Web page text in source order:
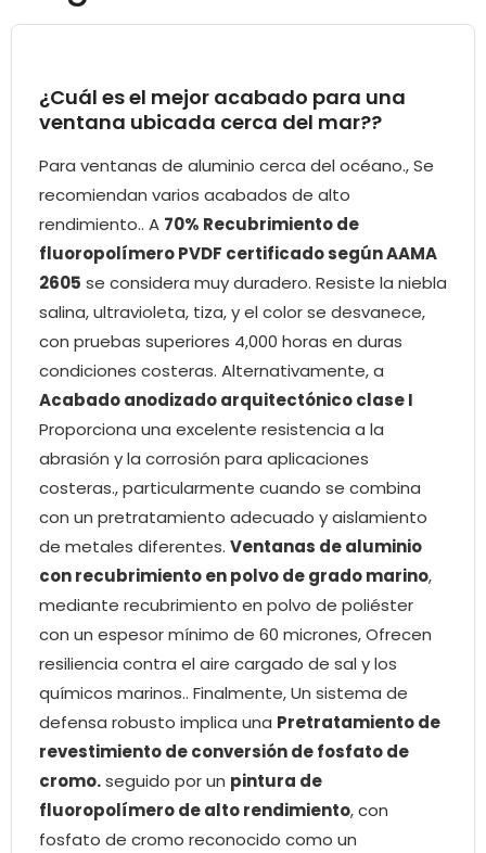
¿Cuál es el mejor acabado para una
ventana ubicada cerca del mar??
Para ventanas de aluminio cerca del océano., Se
recomiendan varios acabados de alto
rendimiento.. A 70% Recubrimiento de
fluoropolímero PVDF certificado según AAMA
2605 se considera muy duradero. Resiste la niebla
salina, ultravioleta, tiza, y el color se desvanece,
con pruebas superiores 4,000 horas en duras
condiciones costeras. Alternativamente, a
Acabado anodizado arquitectónico clase I
Proporciona una excelente resistencia a la
abrasión y la corrosión para aplicaciones
costeras., particularmente cuando se combina
con un pretratamiento adecuado y aislamiento
de metales diferentes. Ventanas de aluminio
con recubrimiento en polvo de grado marino,
mediante recubrimiento en polvo de poliéster
con un espesor mínimo de 60 micrones, Ofrecen
resiliencia contra el aire cargado de sal y los
químicos marinos.. Finalmente, Un sistema de
defensa robusto implica una Pretratamiento de
revestimiento de conversión de fosfato de
cromo.seguido por un pintura de
fluoropolímero de alto rendimiento, con
fosfato de cromo reconocido como un